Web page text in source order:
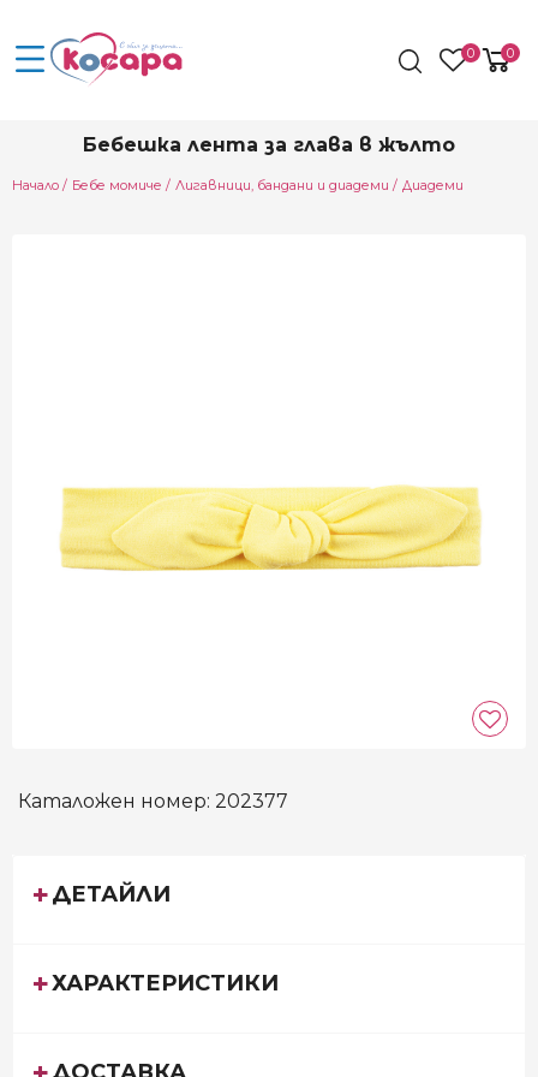
0 0
Бебешка лента за глава в жълто
Начало Бебе момиче Лигавници, бандани и диадеми Диадеми
Каталожен номер: 202377
ДЕТАЙЛИ
ХАРАКТЕРИСТИКИ